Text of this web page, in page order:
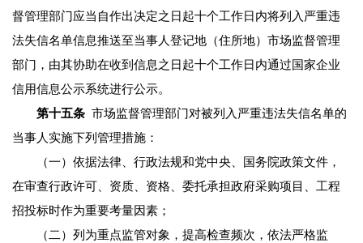
督管理部门应当自作出决定之日起十个工作日内将列入严重违
法失信名单信息推送至当事人登记地（住所地）市场监督管理
部门，由其协助在收到信息之日起十个工作日内通过国家企业
信用信息公示系统进行公示。
第十五条 市场监督管理部门对被列入严重违法失信名单的
当事人实施下列管理措施：
（一）依据法律、行政法规和党中央、国务院政策文件，
在审查行政许可、资质、资格、委托承担政府采购项目、工程
招投标时作为重要考量因素；
（二）列为重点监管对象，提高检查频次，依法严格监